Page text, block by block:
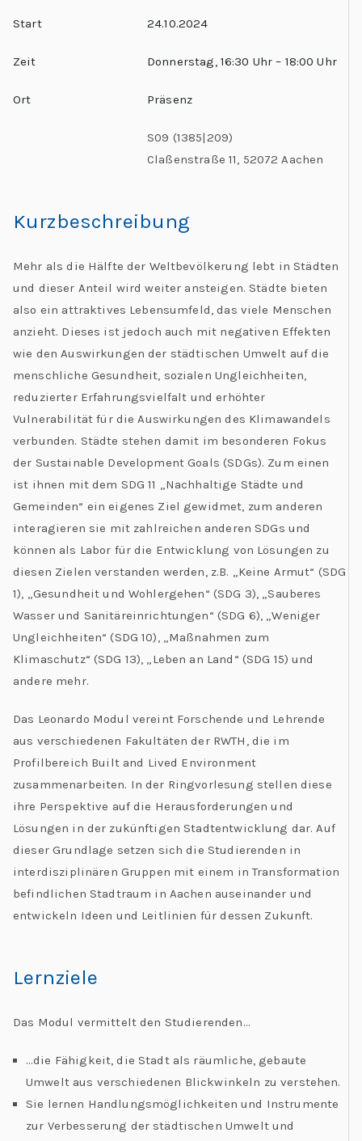
Start 24.10.2024
Zeit Donnerstag, 16:30 Uhr – 18:00 Uhr
Ort Präsenz
S09 (1385|209)
Claßenstraße 11, 52072 Aachen
Kurzbeschreibung
Mehr als die Hälfte der Weltbevölkerung lebt in Städten
und dieser Anteil wird weiter ansteigen. Städte bieten
also ein attraktives Lebensumfeld, das viele Menschen
anzieht. Dieses ist jedoch auch mit negativen Effekten
wie den Auswirkungen der städtischen Umwelt auf die
menschliche Gesundheit, sozialen Ungleichheiten,
reduzierter Erfahrungsvielfalt und erhöhter
Vulnerabilität für die Auswirkungen des Klimawandels
verbunden. Städte stehen damit im besonderen Fokus
der Sustainable Development Goals (SDGs). Zum einen
ist ihnen mit dem SDG 11 „Nachhaltige Städte und
Gemeinden“ ein eigenes Ziel gewidmet, zum anderen
interagieren sie mit zahlreichen anderen SDGs und
können als Labor für die Entwicklung von Lösungen zu
diesen Zielen verstanden werden, z.B. „Keine Armut“ (SDG
1), „Gesundheit und Wohlergehen“ (SDG 3), „Sauberes
Wasser und Sanitäreinrichtungen“ (SDG 6), „Weniger
Ungleichheiten“ (SDG 10), „Maßnahmen zum
Klimaschutz“ (SDG 13), „Leben an Land“ (SDG 15) und
andere mehr.
Das Leonardo Modul vereint Forschende und Lehrende
aus verschiedenen Fakultäten der RWTH, die im
Profilbereich Built and Lived Environment
zusammenarbeiten. In der Ringvorlesung stellen diese
ihre Perspektive auf die Herausforderungen und
Lösungen in der zukünftigen Stadtentwicklung dar. Auf
dieser Grundlage setzen sich die Studierenden in
interdisziplinären Gruppen mit einem in Transformation
befindlichen Stadtraum in Aachen auseinander und
entwickeln Ideen und Leitlinien für dessen Zukunft.
Lernziele
Das Modul vermittelt den Studierenden…
…die Fähigkeit, die Stadt als räumliche, gebaute
Umwelt aus verschiedenen Blickwinkeln zu verstehen.
Sie lernen Handlungsmöglichkeiten und Instrumente
zur Verbesserung der städtischen Umwelt und